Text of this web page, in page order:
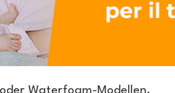
Waterfoam-Modellen.